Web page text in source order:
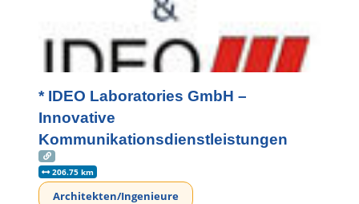
* IDEO Laboratories GmbH –
Innovative
Kommunikationsdienstleistungen
206.75 km
Architekten/Ingenieure